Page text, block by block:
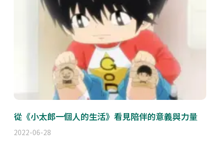
從《小太郎一個人的生活》看見陪伴的意義與力量
2022-06-28